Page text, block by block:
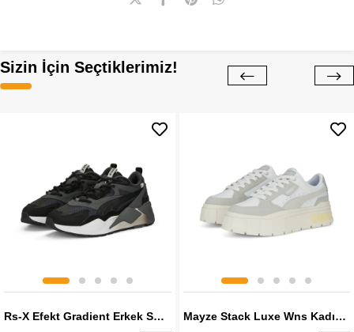
Sizin İçin Seçtiklerimiz!
Rs-X Efekt Gradient Erkek Sneaker Mayze Stack Luxe Wns Kadın Sneaker